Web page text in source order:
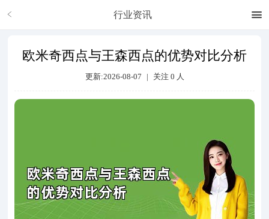
行业资讯
欧米奇西点与王森西点的优势对比分析
更新:2026-08-07 | 关注 0 人